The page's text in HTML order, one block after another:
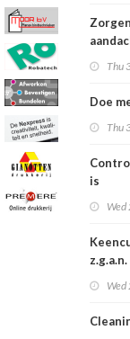
Thu
Doe
Thu
is
Wed
z.g.a.n.
Wed